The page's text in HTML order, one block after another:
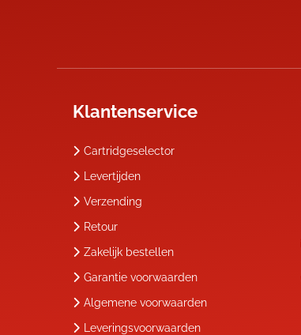
Klantenservice
Cartridgeselector
Levertijden
Verzending
Retour
Zakelijk bestellen
Garantie voorwaarden
Algemene voorwaarden
Leveringsvoorwaarden